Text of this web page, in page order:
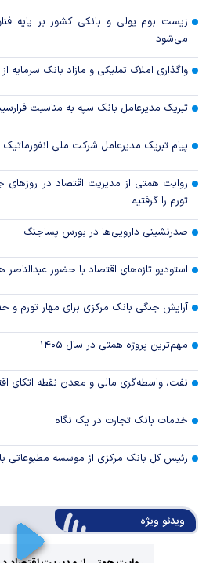
زیست بوم پولی و بانکی کشور بر پایه
می‌شود
واگذاری املاک تملیکی و مازاد بانک سرمایه
تبریک مدیرعامل بانک سپه به مناسبت
پیام تبریک مدیرعامل شرکت ملی انفورماتیک
روایت همتی از مدیریت اقتصاد در روزهای
تورم را گرفتیم
صدرنشینی دارویی‌ها در بورس پساجنگ
استودیو تازه‌های اقتصاد با حضور عبدالناصر
آرایش جنگی بانک مرکزی برای مهار تورم و
مهم‌ترین پروژه همتی در سال ۱۴۰۵
نفت، واسطه‌گری مالی و معدن نقطه اتکای
خدمات بانک تجارت در یک نگاه
رئیس کل بانک مرکزی از موسسه مطبوعاتی
ویدئو ویژه